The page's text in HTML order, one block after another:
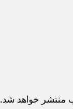
منتشر خواهد شد.